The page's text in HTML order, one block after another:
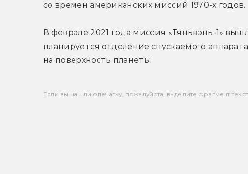
со времен американских миссий 1970-х годов.
В феврале 2021 года миссия «Тяньвэнь-1»
планируется отделение спускаемого
на поверхность планеты.
Если вы нашли опечатку, пожалуйста, выделите фрагмент